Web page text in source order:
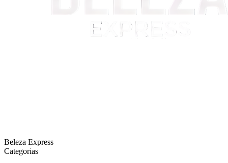
Beleza Express
Categorias